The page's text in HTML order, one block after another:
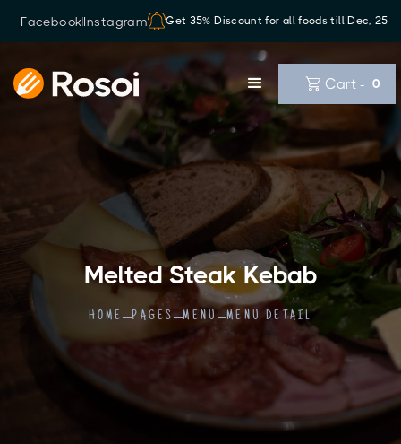
Melted Steak Kebab
HOME PAGES MENU MENU DETAIL
FacebookInstagram Get 35% Discount for all foods till Dec, 25
Cart - 0